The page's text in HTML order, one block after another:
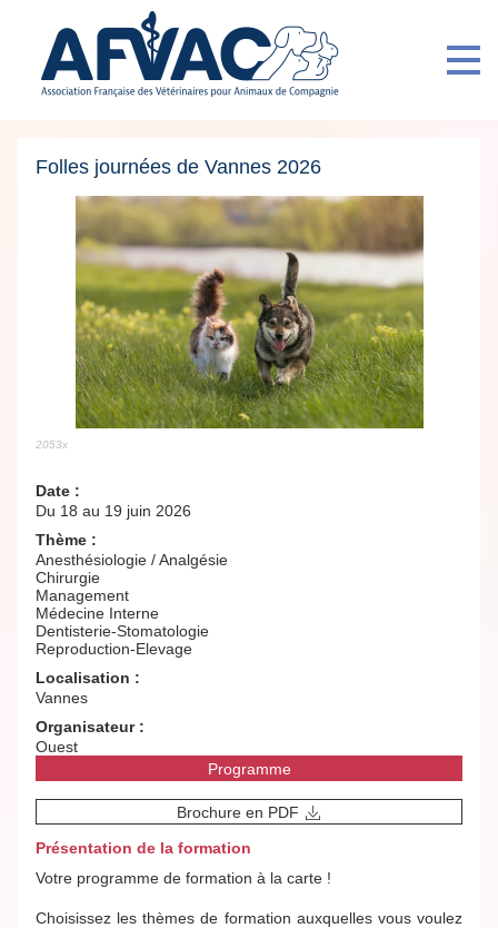
Folles journées de Vannes 2026
2053x
Date :
Du 18 au 19 juin 2026
Thème :
Anesthésiologie / Analgésie
Chirurgie
Management
Médecine Interne
Dentisterie-Stomatologie
Reproduction-Elevage
Localisation :
Vannes
Organisateur :
Ouest
Programme
Brochure en PDF
Présentation de la formation
Votre programme de formation à la carte !
Choisissez les thèmes de formation auxquelles vous voulez